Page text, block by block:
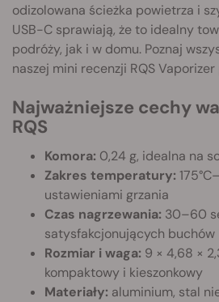
odizolowana ścieżka powietrza i
USB-C sprawiają, że to idealny
podróży, jak i w domu. Poznaj
naszej mini recenzji RQS Vaporizer
Najważniejsze cechy
RQS
Komora: 0,24 g, idealna na
Zakres temperatury:
ustawieniami grzania
Czas nagrzewania: 30–60
satysfakcjonujących buchów
Rozmiar i waga: 9 × 4,68 ×
kompaktowy i kieszonkowy
Materiały: aluminium, stal